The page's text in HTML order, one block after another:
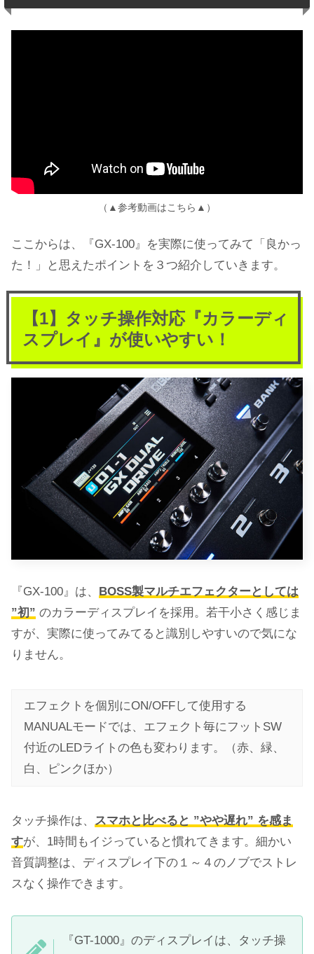
（▲参考動画はこちら▲）
ここからは、『GX-100』を実際に使ってみて「良かっ
た！」と思えたポイントを３つ紹介していきます。
【1】タッチ操作対応『カラーディ
スプレイ』が使いやすい！
『GX-100』は、 BOSS製マルチエフェクターとしては
”初” のカラーディスプレイを採用。若干小さく感じま
すが、実際に使ってみてると識別しやすいので気にな
りません。
エフェクトを個別にON/OFFして使用する
MANUALモードでは、エフェクト毎にフットSW
付近のLEDライトの色も変わります。（赤、緑、
白、ピンクほか）
タッチ操作は、 スマホと比べると ”やや遅れ” を感ま
すが、1時間もイジっていると慣れてきます。細かい
音質調整は、ディスプレイ下の１～４のノブでストレ
スなく操作できます。
『GT-1000』のディスプレイは、タッチ操